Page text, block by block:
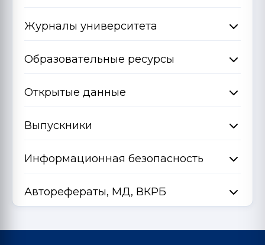
Журналы университета
Образовательные ресурсы
Открытые данные
Выпускники
Информационная безопасность
Авторефераты, МД, ВКРБ